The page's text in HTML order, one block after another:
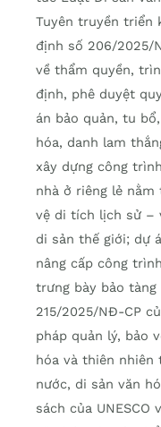
Tuyên truyền triển
định số 206/2025/
về thẩm quyền,
định, phê duyệt
án bảo quản, tu
hóa, danh lam
xây dựng công
nhà ở riêng lẻ nằm
vệ di tích lịch sử –
di sản thế giới; dự
nâng cấp công
trưng bày bảo
215/2025/NĐ-CP
pháp quản lý, bảo
hóa và thiên nhiên
nước, di sản văn
sách của